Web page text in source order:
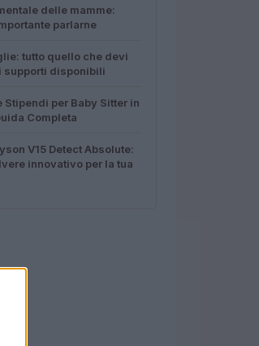
delle mamme:
parlarne
tutto quello che devi
supporti disponibili
Stipendi per Baby Sitter in
Completa
V15 Detect Absolute:
innovativo per la tua